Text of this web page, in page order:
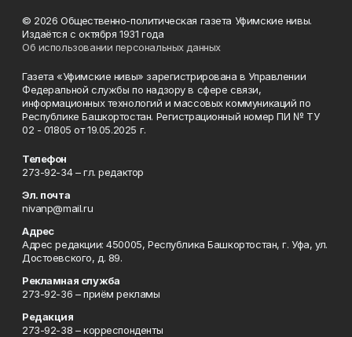
© 2026 Общественно-политическая газета Уфимские нивы.
Издаётся с октября 1931 года
Об использовании персональных данных
Газета «Уфимские нивы» зарегистрирована в Управлении
Федеральной службы по надзору в сфере связи,
информационных технологий и массовых коммуникаций по
Республике Башкортостан. Регистрационный номер ПИ № ТУ
02 - 01805 от 19.05.2025 г.
Телефон
273-92-34 – гл. редактор
Эл. почта
nivanp@mail.ru
Адрес
Адрес редакции: 450005, Республика Башкортостан, г. Уфа, ул.
Достоевского, д. 89.
Рекламная служба
273-92-36 – приём рекламы
Редакция
273-92-38 – корреспонденты